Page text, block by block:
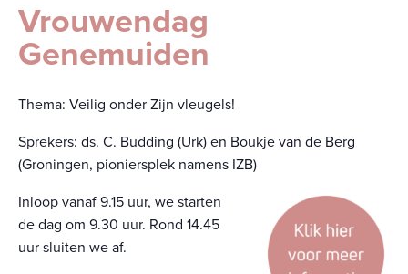
Vrouwendag
Genemuiden
Thema: Veilig onder Zijn vleugels!
Sprekers: ds. C. Budding (Urk) en Boukje van de Berg
(Groningen, pioniersplek namens IZB)
Inloop vanaf 9.15 uur, we starten
de dag om 9.30 uur. Rond 14.45
uur sluiten we af.